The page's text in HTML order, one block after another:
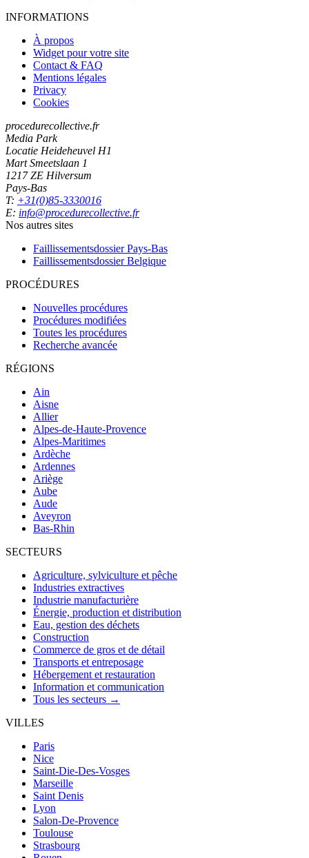
INFORMATIONS
À propos
Widget pour votre site
Contact & FAQ
Mentions légales
Privacy
Cookies
procedurecollective.fr
Media Park
Locatie Heideheuvel H1
Mart Smeetslaan 1
1217 ZE Hilversum
Pays-Bas
T: +31(0)85-3330016
E: info@procedurecollective.fr
Nos autres sites
Faillissementsdossier Pays-Bas
Faillissementsdossier Belgique
PROCÉDURES
Nouvelles procédures
Procédures modifiées
Toutes les procédures
Recherche avancée
RÉGIONS
Ain
Aisne
Allier
Alpes-de-Haute-Provence
Alpes-Maritimes
Ardèche
Ardennes
Ariège
Aube
Aude
Aveyron
Bas-Rhin
SECTEURS
Agriculture, sylviculture et pêche
Industries extractives
Industrie manufacturière
Énergie, production et distribution
Eau, gestion des déchets
Construction
Commerce de gros et de détail
Transports et entreposage
Hébergement et restauration
Information et communication
Tous les secteurs →
VILLES
Paris
Nice
Saint-Die-Des-Vosges
Marseille
Saint Denis
Lyon
Salon-De-Provence
Toulouse
Strasbourg